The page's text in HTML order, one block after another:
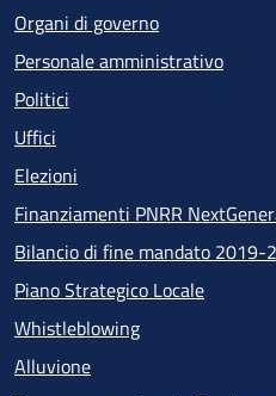
Organi di governo
Personale amministrativo
Politici
Uffici
Elezioni
Finanziamenti PNRR
Bilancio di fine mandato 2019-
Piano Strategico Locale
Whistleblowing
Alluvione